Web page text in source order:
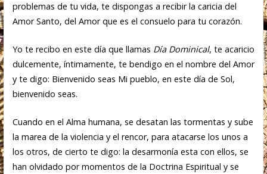
problemas de tu vida, te dispongas a recibir la caricia del
Amor Santo, del Amor que es el consuelo para tu corazón.
Yo te recibo en este día que llamas Día Dominical, te acaricio
dulcemente, íntimamente, te bendigo en el nombre del Amor
y te digo: Bienvenido seas Mi pueblo, en este día de Sol,
bienvenido seas.
Cuando en el Alma humana, se desatan las tormentas y sube
la marea de la violencia y el rencor, para atacarse los unos a
los otros, de cierto te digo: la desarmonía esta con ellos, se
han olvidado por momentos de la Doctrina Espiritual y se